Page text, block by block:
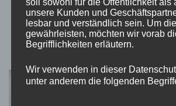
sagen wie …
soll sowohl für die Öffentlichkeit als
unsere Kunden und
lesbar und verständlich sein. Um
gewährleisten, möchten wir vorab
Begrifflichkeiten erläutern.
Wir verwenden in dieser
unter anderem die folgenden